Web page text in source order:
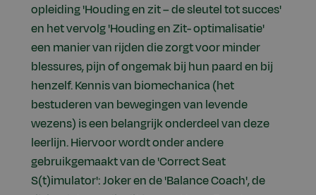
opleiding 'Houding en zit – de sleutel tot succes'
en het vervolg 'Houding en Zit- optimalisatie'
een manier van rijden die zorgt voor minder
blessures, pijn of ongemak bij hun paard en bij
henzelf. Kennis van biomechanica (het
bestuderen van bewegingen van levende
wezens) is een belangrijk onderdeel van deze
leerlijn. Hiervoor wordt onder andere
gebruikgemaakt van de 'Correct Seat
S(t)imulator': Joker en de 'Balance Coach', de